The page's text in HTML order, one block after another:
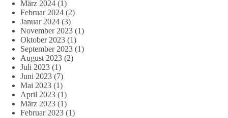
März 2024 (1)
Februar 2024 (2)
Januar 2024 (3)
November 2023 (1)
Oktober 2023 (1)
September 2023 (1)
August 2023 (2)
Juli 2023 (1)
Juni 2023 (7)
Mai 2023 (1)
April 2023 (1)
März 2023 (1)
Februar 2023 (1)